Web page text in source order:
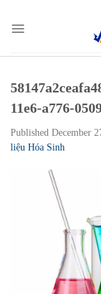
content
11e6-a776-
Published December
liệu Hóa Sinh